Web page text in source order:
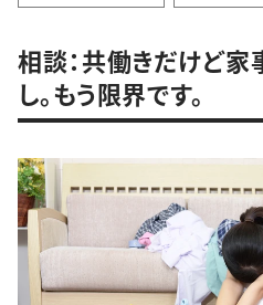
相談：共働きだけど
し。もう限界です。